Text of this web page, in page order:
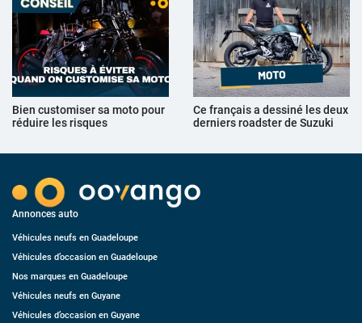
Bien customiser sa moto pour
réduire les risques
Ce français a dessiné les deux
derniers roadster de Suzuki
Annonces auto
Véhicules neufs en Guadeloupe
Véhicules d’occasion en Guadeloupe
Nos marques en Guadeloupe
Véhicules neufs en Guyane
Véhicules d’occasion en Guyane